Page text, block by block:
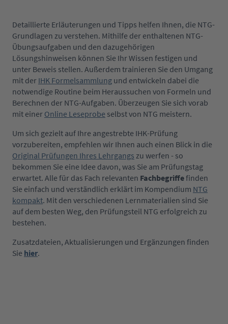
Detaillierte Erläuterungen und Tipps helfen Ihnen, die NTG-
Grundlagen zu verstehen. Mithilfe der enthaltenen NTG-
Übungsaufgaben und den dazugehörigen
Lösungshinweisen können Sie Ihr Wissen festigen und
unter Beweis stellen. Außerdem trainieren Sie den Umgang
mit der IHK Formelsammlung und entwickeln dabei die
notwendige Routine beim Heraussuchen von Formeln und
Berechnen der NTG-Aufgaben. Überzeugen Sie sich vorab
mit einer Online Leseprobe selbst von NTG meistern.
Um sich gezielt auf Ihre angestrebte IHK-Prüfung
vorzubereiten, empfehlen wir Ihnen auch einen Blick in die
Original Prüfungen Ihres Lehrgangs zu werfen - so
bekommen Sie eine Idee davon, was Sie am Prüfungstag
erwartet. Alle für das Fach relevanten Fachbegriffefinden
Sie einfach und verständlich erklärt im Kompendium NTG
kompakt. Mit den verschiedenen Lernmaterialien sind Sie
auf dem besten Weg, den Prüfungsteil NTG erfolgreich zu
bestehen.
Zusatzdateien, Aktualisierungen und Ergänzungen finden
Sie hier.